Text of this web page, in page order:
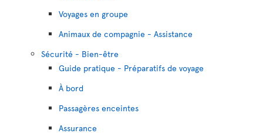
Voyages en groupe
Animaux de compagnie - Assistance
Sécurité - Bien-être
Guide pratique - Préparatifs de voyage
À bord
Passagères enceintes
Assurance